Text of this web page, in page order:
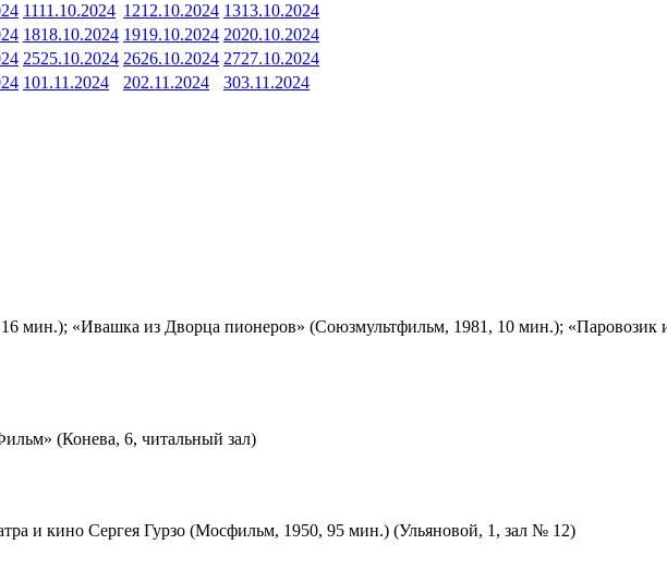
1111.10.2024 1212.10.2024 1313.10.2024
1818.10.2024 1919.10.2024 2020.10.2024
2525.10.2024 2626.10.2024 2727.10.2024
101.11.2024 202.11.2024 303.11.2024
мин.); «Ивашка из Дворца пионеров» (Союзмультфильм, 1981, 10 мин.); «Паровозик
(Конева, 6, читальный зал)
и кино Сергея Гурзо (Мосфильм, 1950, 95 мин.) (Ульяновой, 1, зал № 12)